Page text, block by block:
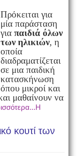
Πρόκειται για
μία παράσταση
για παιδιά όλων
των ηλικιών, η
οποία
διαδραματίζεται
σε μια παιδική
κατασκήνωση
όπου μικροί και
μαθαίνουν να
κουτί των